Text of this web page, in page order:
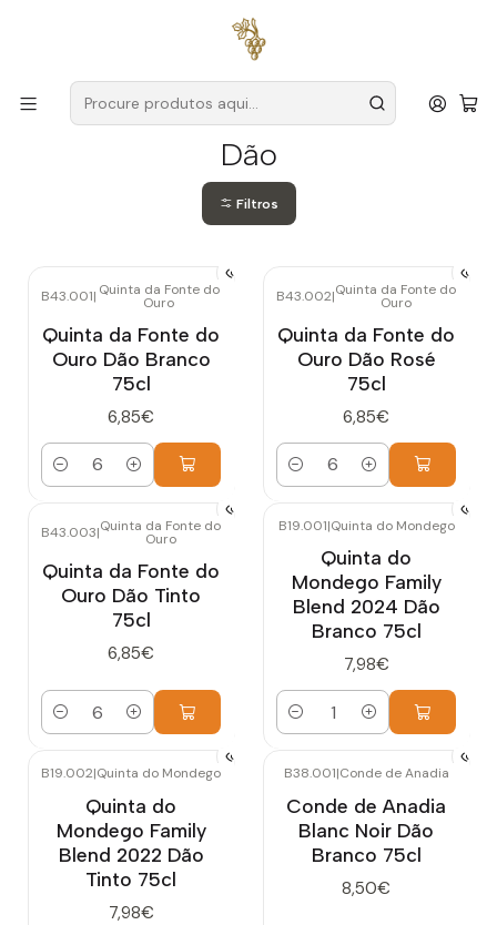
para encomendas a partir de
Produtores Dão
Dão
Filtros
B43.001| Quinta da Fonte do
Ouro
Quinta da Fonte do
Ouro Dão Branco
75cl
6,85€
Quantidade
B43.002|Quinta da Fonte do
Ouro
Quinta da Fonte do
Ouro Dão Rosé
75cl
6,85€
Quantidade
B43.003|Quinta da Fonte do
Ouro
Quinta da Fonte do
Ouro Dão Tinto
75cl
6,85€
Quantidade
B19.001|Quinta do Mondego
Quinta do
Mondego Family
Blend 2024 Dão
Branco 75cl
7,98€
Quantidade
B19.002|Quinta do Mondego
Quinta do
Mondego Family
Blend 2022 Dão
Tinto 75cl
7,98€
B38.001|Conde de Anadia
Conde de Anadia
Blanc Noir Dão
Branco 75cl
8,50€